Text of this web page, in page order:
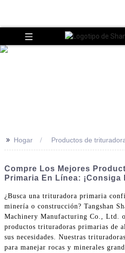
>> Hogar Productos de
Compre Los Mejores
Primaria En Línea: ¡consiga
¿Busca una trituradora primaria
minería o construcción? Tangshan
Machinery Manufacturing Co., Ltd.
productos trituradoras primarias de
sus necesidades. Nuestras
para manejar rocas y minerales